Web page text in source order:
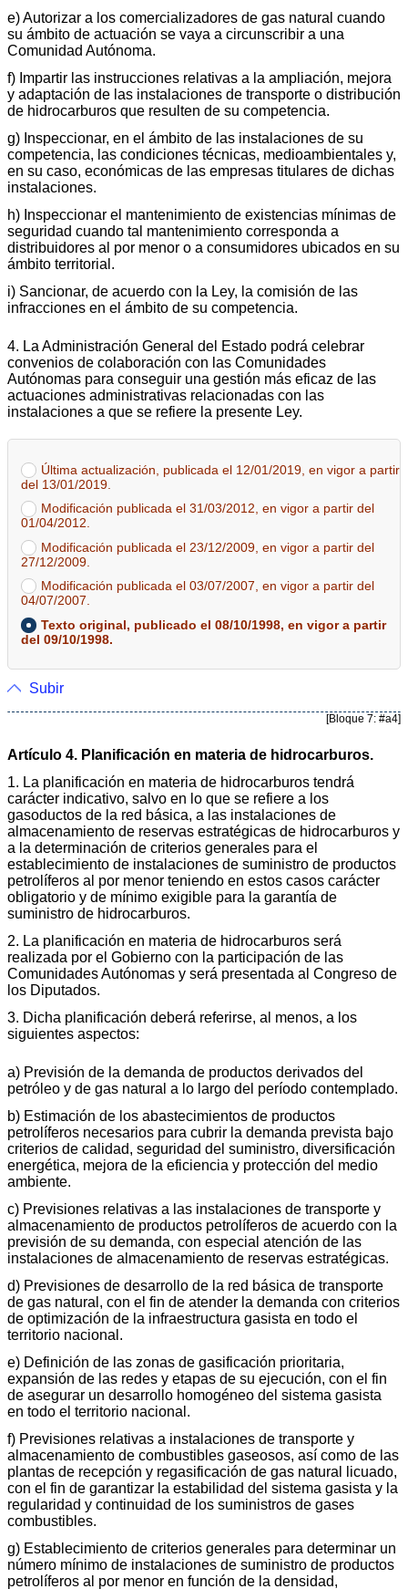
e) Autorizar a los comercializadores de gas natural cuando
su ámbito de actuación se vaya a circunscribir a una
Comunidad Autónoma.
f) Impartir las instrucciones relativas a la ampliación, mejora
y adaptación de las instalaciones de transporte o distribución
de hidrocarburos que resulten de su competencia.
g) Inspeccionar, en el ámbito de las instalaciones de su
competencia, las condiciones técnicas, medioambientales y,
en su caso, económicas de las empresas titulares de dichas
instalaciones.
h) Inspeccionar el mantenimiento de existencias mínimas de
seguridad cuando tal mantenimiento corresponda a
distribuidores al por menor o a consumidores ubicados en su
ámbito territorial.
i) Sancionar, de acuerdo con la Ley, la comisión de las
infracciones en el ámbito de su competencia.
4. La Administración General del Estado podrá celebrar
convenios de colaboración con las Comunidades
Autónomas para conseguir una gestión más eficaz de las
actuaciones administrativas relacionadas con las
instalaciones a que se refiere la presente Ley.
Última actualización, publicada el 12/01/2019, en vigor a partir
del 13/01/2019.
Modificación publicada el 31/03/2012, en vigor a partir del
01/04/2012.
Modificación publicada el 23/12/2009, en vigor a partir del
27/12/2009.
Modificación publicada el 03/07/2007, en vigor a partir del
04/07/2007.
Texto original, publicado el 08/10/1998, en vigor a partir
del 09/10/1998.
Subir
[Bloque 7: #a4]
Artículo 4. Planificación en materia de hidrocarburos.
1. La planificación en materia de hidrocarburos tendrá
carácter indicativo, salvo en lo que se refiere a los
gasoductos de la red básica, a las instalaciones de
almacenamiento de reservas estratégicas de hidrocarburos y
a la determinación de criterios generales para el
establecimiento de instalaciones de suministro de productos
petrolíferos al por menor teniendo en estos casos carácter
obligatorio y de mínimo exigible para la garantía de
suministro de hidrocarburos.
2. La planificación en materia de hidrocarburos será
realizada por el Gobierno con la participación de las
Comunidades Autónomas y será presentada al Congreso de
los Diputados.
3. Dicha planificación deberá referirse, al menos, a los
siguientes aspectos:
a) Previsión de la demanda de productos derivados del
petróleo y de gas natural a lo largo del período contemplado.
b) Estimación de los abastecimientos de productos
petrolíferos necesarios para cubrir la demanda prevista bajo
criterios de calidad, seguridad del suministro, diversificación
energética, mejora de la eficiencia y protección del medio
ambiente.
c) Previsiones relativas a las instalaciones de transporte y
almacenamiento de productos petrolíferos de acuerdo con la
previsión de su demanda, con especial atención de las
instalaciones de almacenamiento de reservas estratégicas.
d) Previsiones de desarrollo de la red básica de transporte
de gas natural, con el fin de atender la demanda con criterios
de optimización de la infraestructura gasista en todo el
territorio nacional.
e) Definición de las zonas de gasificación prioritaria,
expansión de las redes y etapas de su ejecución, con el fin
de asegurar un desarrollo homogéneo del sistema gasista
en todo el territorio nacional.
f) Previsiones relativas a instalaciones de transporte y
almacenamiento de combustibles gaseosos, así como de las
plantas de recepción y regasificación de gas natural licuado,
con el fin de garantizar la estabilidad del sistema gasista y la
regularidad y continuidad de los suministros de gases
combustibles.
g) Establecimiento de criterios generales para determinar un
número mínimo de instalaciones de suministro de productos
petrolíferos al por menor en función de la densidad,